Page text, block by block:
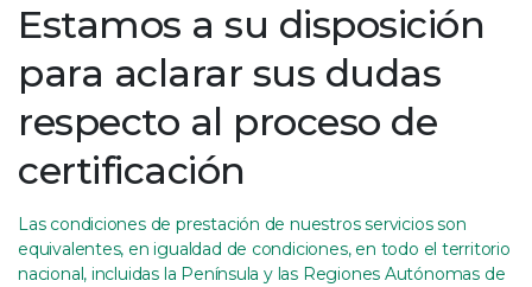
Estamos a su disposición
para aclarar sus dudas
respecto al proceso de
certificación
Las condiciones de prestación de nuestros servicios son
equivalentes, en igualdad de condiciones, en todo el territorio
nacional, incluidas la Península y las Regiones Autónomas de